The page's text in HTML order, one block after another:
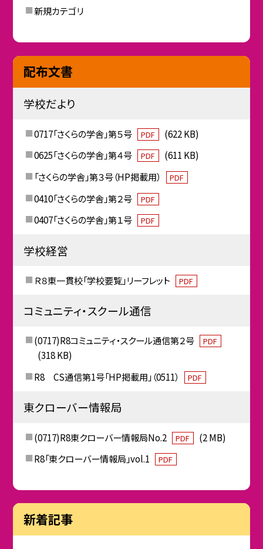
新規カテゴリ
配布文書
学校だより
0717「さくらの学舎」第５号 PDF
(622 KB)
0625「さくらの学舎」第４号
PDF
(611 KB)
「さくらの学舎」第３号（HP掲載用）
PDF
0410「さくらの学舎」第２号 PDF
0407「さくらの学舎」第１号 PDF
学校経営
Ｒ８東一貫校「学校要覧」リーフレット PDF
コミュニティ・スクール通信
(0717)R8コミュニティ・スクール通信第２号 PDF
(318 KB)
R8 CS通信第1号「HP掲載用」（0511）
PDF
東クローバー情報局
(0717)R8東クローバー情報局No.2 PDF
(2 MB)
R8「東クローバー情報局」vol.1
PDF
新着記事